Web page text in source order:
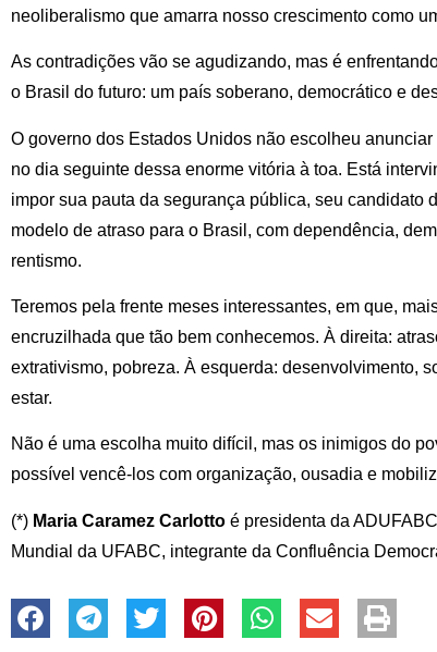
neoliberalismo que amarra nosso crescimento como
As contradições vão se agudizando, mas é
o Brasil do futuro: um país soberano, democrático e
O governo dos Estados Unidos não escolheu
no dia seguinte dessa enorme vitória à toa. Está
impor sua pauta da segurança pública, seu candidato
modelo de atraso para o Brasil, com dependência,
rentismo.
Teremos pela frente meses interessantes, em que,
encruzilhada que tão bem conhecemos. À direita:
extrativismo, pobreza. À esquerda: desenvolvimento,
estar.
Não é uma escolha muito difícil, mas os inimigos do
possível vencê-los com organização, ousadia e
(*) Maria Caramez Carlotto é presidenta da
Mundial da UFABC, integrante da Confluência